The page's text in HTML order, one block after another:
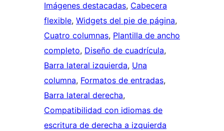
Imágenes destacadas, Cabecera
flexible, Widgets del pie de página
Cuatro columnas, Plantilla de ancho
completo, Diseño de cuadrícula
Barra lateral izquierda, Una
columna, Formatos de entradas
Barra lateral derecha
Compatibilidad con idiomas de
escritura de derecha a izquierda